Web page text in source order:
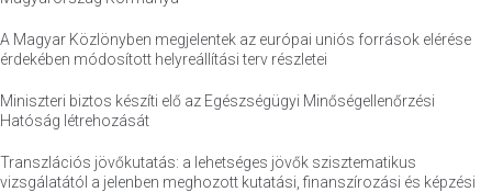
A Magyar Közlönyben megjelentek az európai uniós források elérése
érdekében módosított helyreállítási terv részletei
Miniszteri biztos készíti elő az Egészségügyi Minőségellenőrzési
Hatóság létrehozását
Transzlációs jövőkutatás: a lehetséges jövők szisztematikus
vizsgálatától a jelenben meghozott kutatási, finanszírozási és képzési